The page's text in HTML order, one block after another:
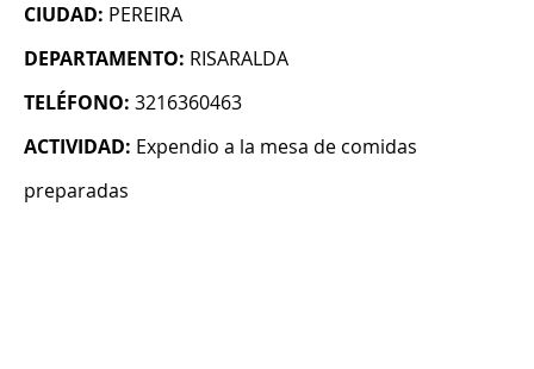
CIUDAD: PEREIRA
DEPARTAMENTO: RISARALDA
TELÉFONO: 3216360463
ACTIVIDAD: Expendio a la mesa de comidas
preparadas